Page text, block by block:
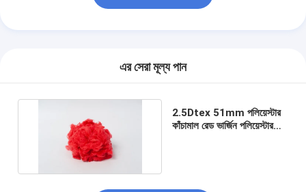
এর সেরা মূল্য পান
2.5Dtex 51mm পলিয়েস্টার
কাঁচামাল রেড ভার্জিন পলিয়েস্টার